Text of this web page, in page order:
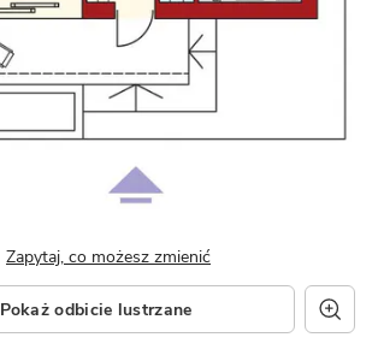
Zapytaj, co możesz zmienić
Pokaż odbicie lustrzane